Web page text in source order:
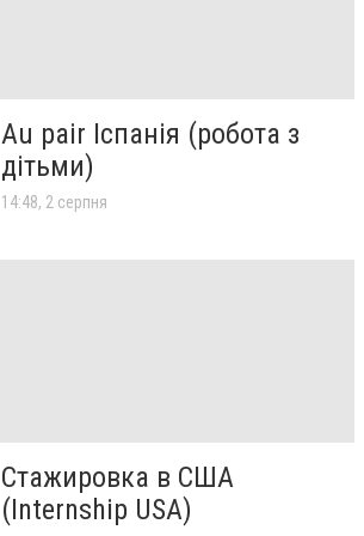
Au pair Іспанія (робота з
дітьми)
14:48, 2 серпня
Стажировка в США
(Internship USA)